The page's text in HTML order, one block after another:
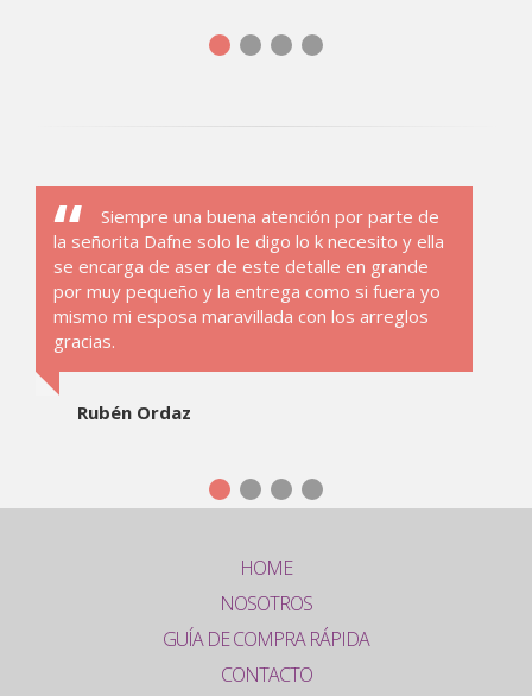
Siempre una buena atención por parte de
la señorita Dafne solo le digo lo k necesito y ella
se encarga de aser de este detalle en grande
por muy pequeño y la entrega como si fuera yo
mismo mi esposa maravillada con los arreglos
gracias.
Rubén Ordaz
HOME
NOSOTROS
GUÍA DE COMPRA RÁPIDA
CONTACTO